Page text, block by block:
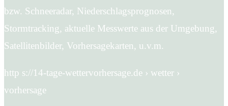
bzw. Schneeradar, Niederschlagsprognosen,
Stormtracking, aktuelle Messwerte aus der Umgebung,
Satellitenbilder, Vorhersagekarten, u.v.m.
http s://14-tage-wettervorhersage.de › wetter ›
vorhersage